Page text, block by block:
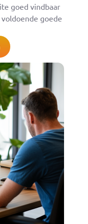
goed vindbaar
goede